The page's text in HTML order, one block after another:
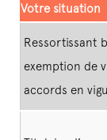
Votre situation
Ressortissant
exemption de
accords en